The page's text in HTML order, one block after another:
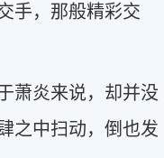
手，那般精彩交
萧炎来说，却并没
之中扫动，倒也发